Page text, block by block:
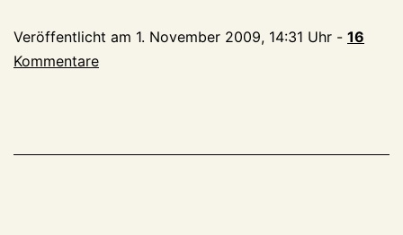
Veröffentlicht am 1. November 2009, 14:31 Uhr - 16
Kommentare